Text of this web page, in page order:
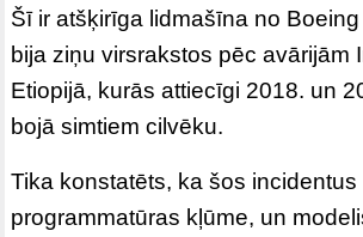
Šī ir atšķirīga lidmašīna no
bija ziņu virsrakstos pēc avārijām
Etiopijā, kurās attiecīgi 2018. un
bojā simtiem cilvēku.
Tika konstatēts, ka šos incidentus
programmatūras kļūme, un